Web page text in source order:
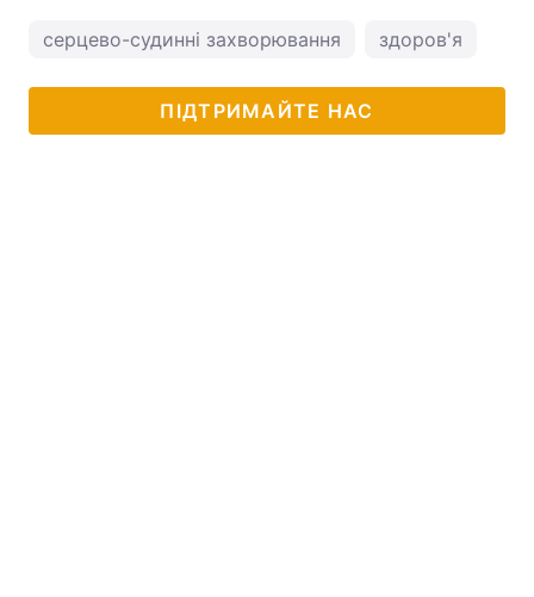
серцево-судинні захворювання здоров'я
ПІДТРИМАЙТЕ НАС